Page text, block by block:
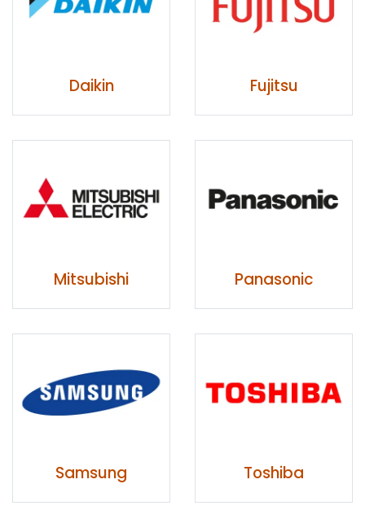
Daikin Fujitsu
Mitsubishi Panasonic
Samsung Toshiba